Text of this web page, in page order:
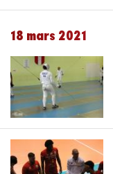
18 mars 2021